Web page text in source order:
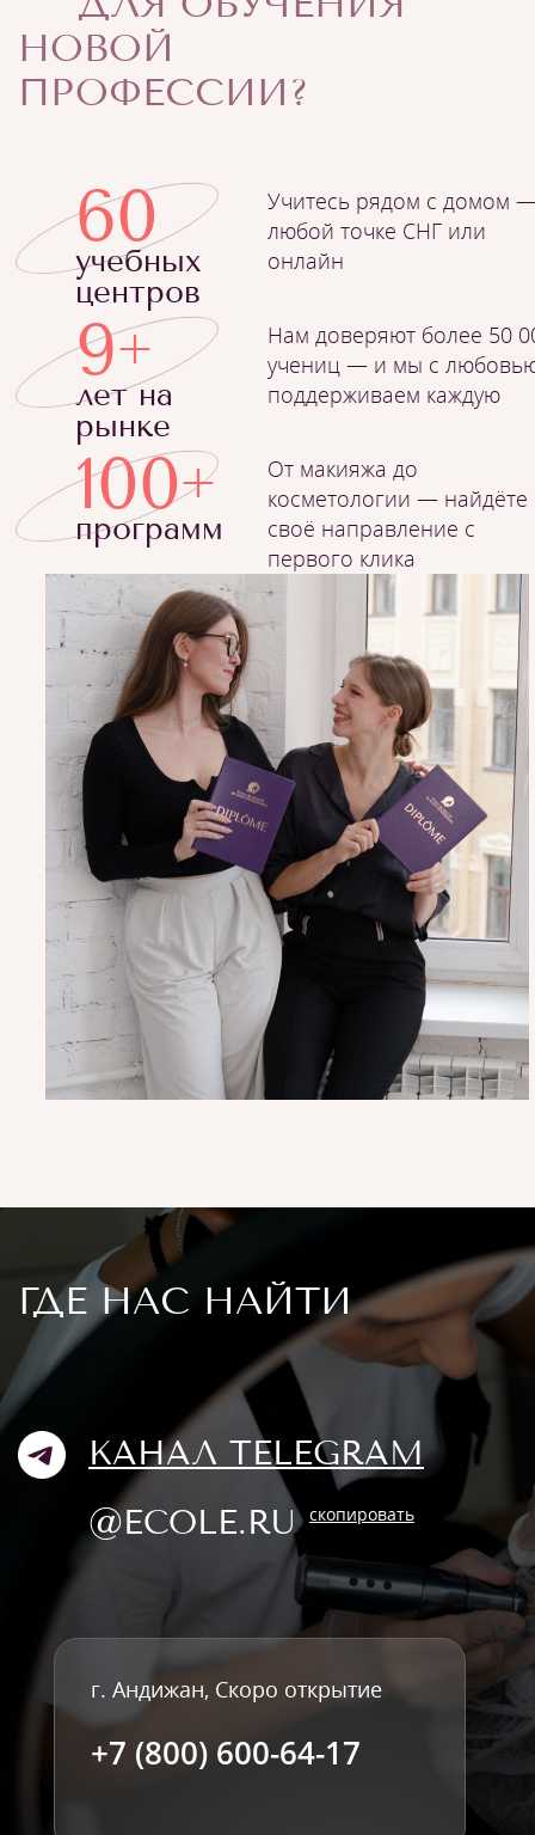
НОВОЙ
ПРОФЕССИИ?
60
учебных
центров
Учитесь рядом с домом
любой точке СНГ или
онлайн
9+
лет на
рынке
Нам доверяют более 50
учениц — и мы с
поддерживаем каждую
100+
программ
От макияжа до
косметологии — найдёте
своё направление с
первого клика
ГДЕ НАС НАЙТИ
г. Андижан, Скоро открытие
+7 (800) 600-64-17
КАНАЛ TELEGRAM
@ECOLE.RU
скопировать